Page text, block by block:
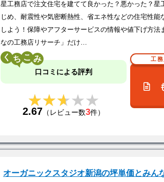
星工務店で注文住宅を建てて良かった？悪かった？星
じめ、耐震性や気密断熱性、省エネ性などの住宅性能
しよう！保障やアフターサービスの情報や値下げ方法
なの工務店リサーチ」だけ…
く こ
口コミによる評判
★★★★★
★★★★★
2.67 （レビュー数3件）
工
オーガニックスタジオ新潟の坪単価とみん